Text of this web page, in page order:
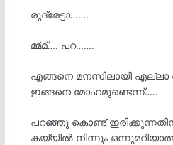
രുദ്രേട്ടാ…….
മ്മ്മ്…. പറ…….
എങ്ങനെ മനസിലായി എല്ലാ
ഇങ്ങനെ മോഹമുണ്ടെന്ന്…..
പറഞ്ഞു കൊണ്ട്
കയ്യിൽ നിന്നും